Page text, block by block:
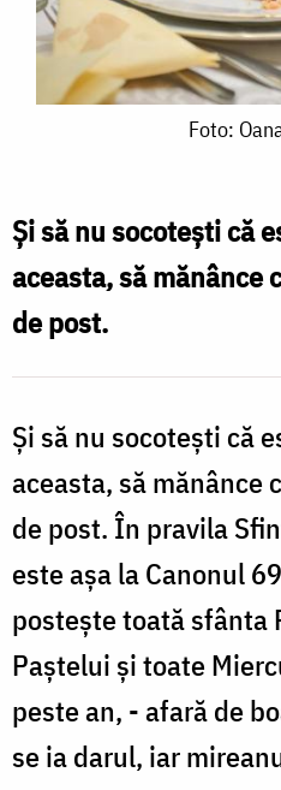
Foto:
Și să nu socotești că
aceasta, să mănânce
de post.
Și să nu socotești că
aceasta, să mănânce
de post. În pravila
este așa la Canonul
postește toată sfânta
Paștelui și toate
peste an, - afară de
se ia darul, iar